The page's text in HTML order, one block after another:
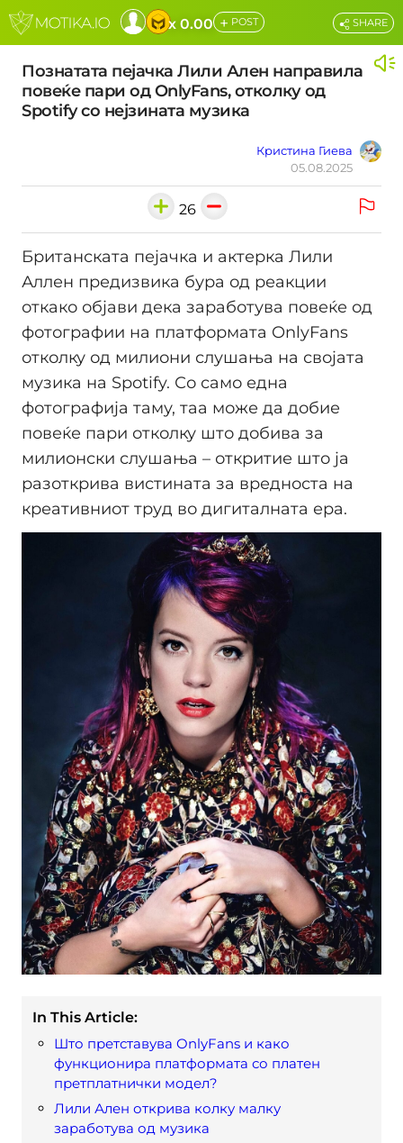
x 0.00 + POST
Познатата пејачка Лили Ален направила
повеќе пари од OnlyFans, отколку од
Spotify со нејзината музика
Кристина Гиева
05.08.2025
SHARE
26
Британската пејачка и актерка Лили
Аллен предизвика бура од реакции
откако објави дека заработува повеќе од
фотографии на платформата OnlyFans
отколку од милиони слушања на својата
музика на Spotify. Со само една
фотографија таму, таа може да добие
повеќе пари отколку што добива за
милионски слушања – откритие што ја
разоткрива вистината за вредноста на
креативниот труд во дигиталната ера.
In This Article:
Што претставува OnlyFans и како
функционира платформата со платен
претплатнички модел?
Лили Ален открива колку малку
заработува од музика